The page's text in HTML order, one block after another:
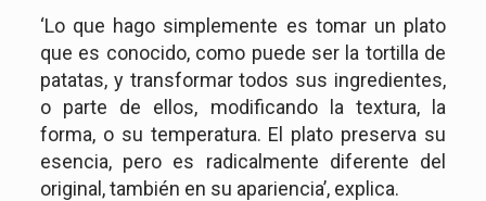
‘Lo que hago simplemente es tomar un plato
que es conocido, como puede ser la tortilla de
patatas, y transformar todos sus ingredientes,
o parte de ellos, modificando la textura, la
forma, o su temperatura. El plato preserva su
esencia, pero es radicalmente diferente del
original, también en su apariencia’, explica.